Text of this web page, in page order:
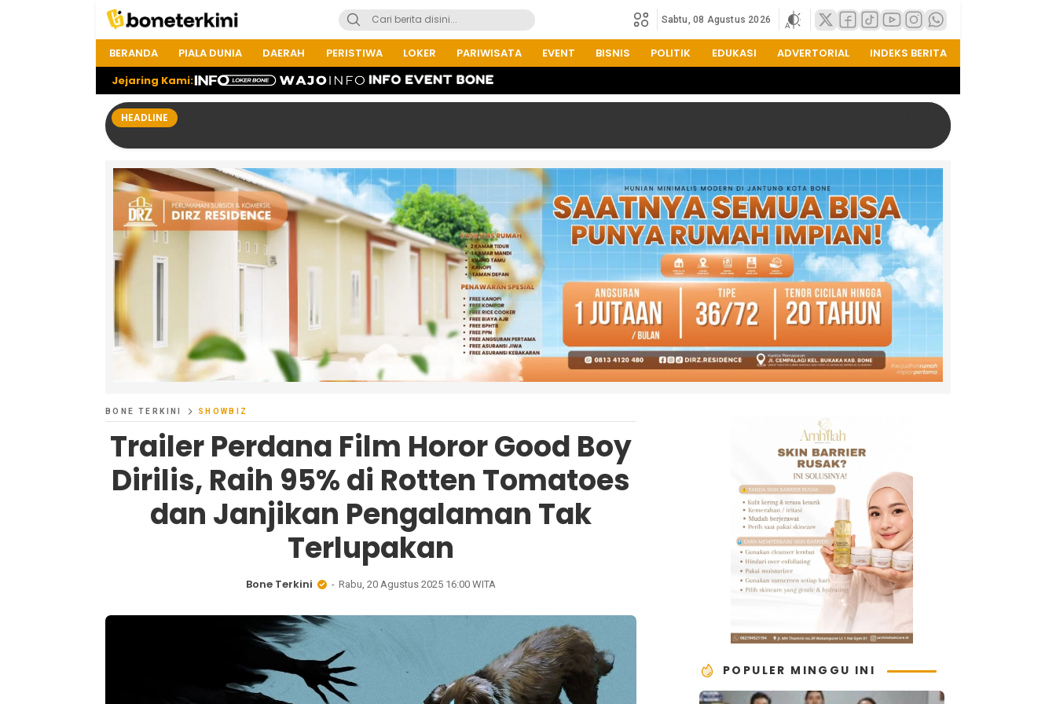
Sabtu, 08 Agustus 2026
BERANDA PIALA DUNIA DAERAH PERISTIWA LOKER PARIWISATA EVENT BISNIS POLITIK EDUKASI ADVERTORIAL
INDEKS BERITA
Jejaring Kami:
HEADLINE
BONE TERKINI SHOWBIZ
Trailer Perdana Film Horor Good Boy
Dirilis, Raih 95% di Rotten Tomatoes
dan Janjikan Pengalaman Tak
Terlupakan
Bone Terkini Rabu, 20 Agustus 2025 16:00 WITA
POPULER MINGGU INI